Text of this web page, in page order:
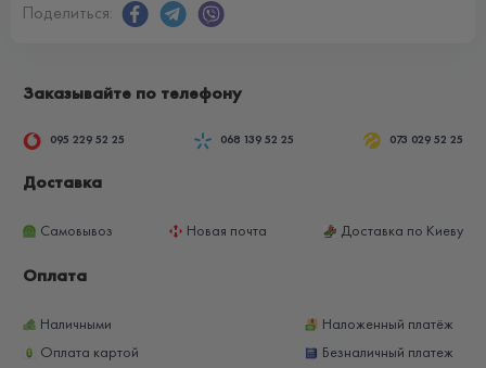
Поделиться:
Заказывайте по телефону
095 229 52 25 068 139 52 25 073 029 52 25
Доставка
Самовывоз Новая почта Доставка по Киеву
Оплата
Наличными
Наложенный платёж
Оплата картой
Безналичный платеж